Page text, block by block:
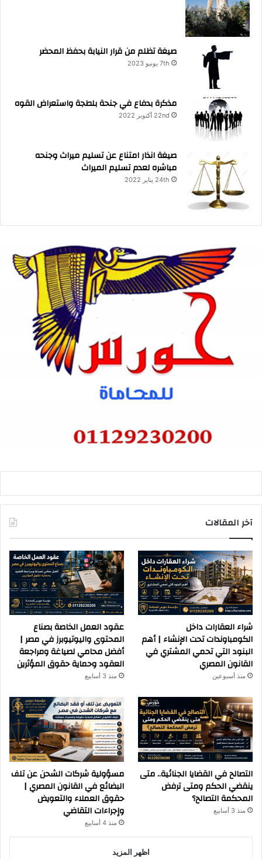
صيغة تظلم من قرار النيابة بحفظ المحضر
7th يونيو 2023
مذكرة بدفاع في جنحة بلطجة واستعراض القوه
22nd أكتوبر 2022
صيغة انذار امتناع عن تسليم ميراث وجنحه
مباشره لعدم تسليم الميراث
24th يناير 2022
آخر المقالات
شراء العقارات داخل
الكومباوندات تحت الإنشاء | أهم
البنود التي تحمي المشتري في
القانون المصري
منذ أسبوعين
عقود العمل الخاصة بصناع
المحتوى واليوتيوبرز في مصر |
أفضل محامي لصياغة ومراجعة
العقود وحماية حقوق المؤثرين
منذ 3 أسابيع
التصالح في القضايا الجنائية.. متى
ينقضي الحكم ومتى ترفض
المحكمة التصالح؟
منذ 3 أسابيع
مسؤولية شركات الشحن عن تلف
البضائع في القانون المصري |
حقوق العملاء والتعويض
وإجراءات التقاضي
منذ 4 أسابيع
اظهر المزيد